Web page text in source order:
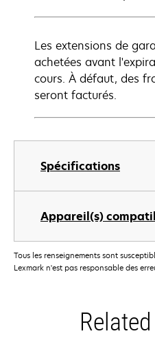
Spécifications
Appareil(s)
Les extensions de
achetées avant
cours. À défaut, des
seront facturés.
Tous les renseignements sont
Lexmark n'est pas responsable des